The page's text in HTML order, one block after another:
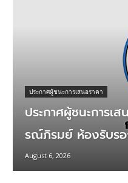
ประกาศผู้ชนะการเสนอราคา
ประกาศผู้ชนะการเ
รณ์ภิรมย์ ห้องรับรอ
August 6, 2026